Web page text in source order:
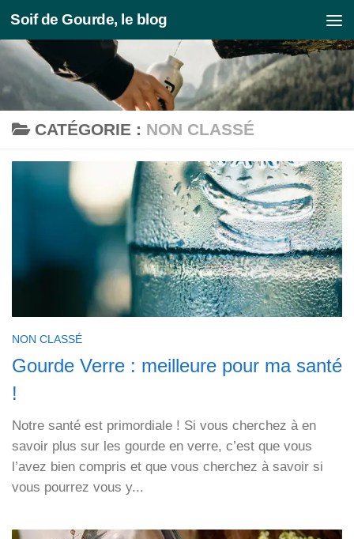
Skip to content
Soif de Gourde, le blog
CATÉGORIE : NON CLASSÉ
NON CLASSÉ
Gourde Verre : meilleure pour ma santé
!
Notre santé est primordiale ! Si vous cherchez à en
savoir plus sur les gourde en verre, c’est que vous
l’avez bien compris et que vous cherchez à savoir si
vous pourrez vous y...